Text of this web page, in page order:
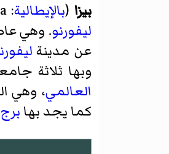
بيزا (بالإيطالية:
ليفورنو. وهي
عن مدينة
وبها ثلاثة
العالمي
كما يجد بها